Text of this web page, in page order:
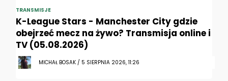
TRANSMISJE
K-League Stars - Manchester City gdzie
obejrzeć mecz na żywo? Transmisja online i
TV (05.08.2026)
MICHAŁ BOSAK / 5 SIERPNIA 2026, 11:26